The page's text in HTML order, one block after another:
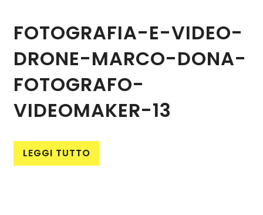
FOTOGRAFIA-E-VIDEO-
DRONE-MARCO-DONA-
FOTOGRAFO-
VIDEOMAKER-13
LEGGI TUTTO